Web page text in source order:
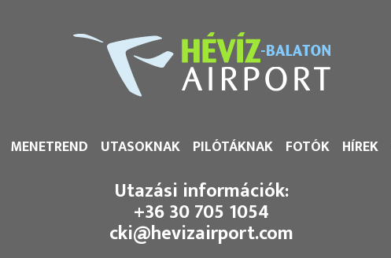
MENETREND UTASOKNAK PILÓTÁKNAK FOTÓK HÍREK
Utazási információk:
+36 30 705 1054
cki@hevizairport.com